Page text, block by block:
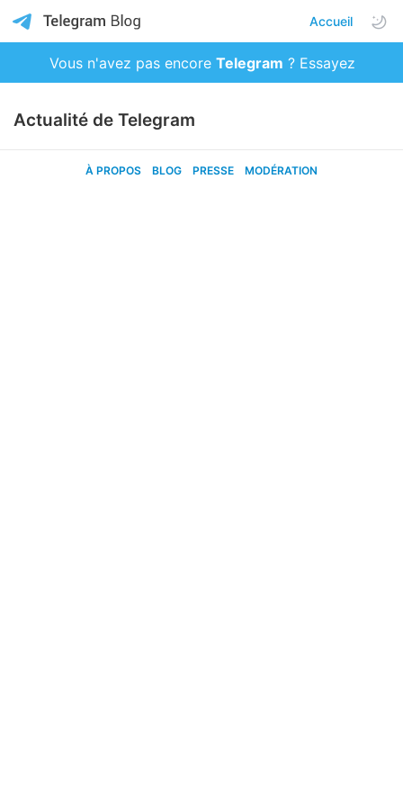
Accueil
Vous n'avez pas encore Telegram ? Essayez
Actualité de Telegram
À PROPOS BLOG PRESSE MODÉRATION